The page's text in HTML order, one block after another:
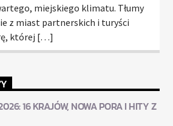
miejskiego klimatu. Tłumy
z miast partnerskich i turyści
której […]
16 KRAJÓW, NOWA PORA I HITY Z